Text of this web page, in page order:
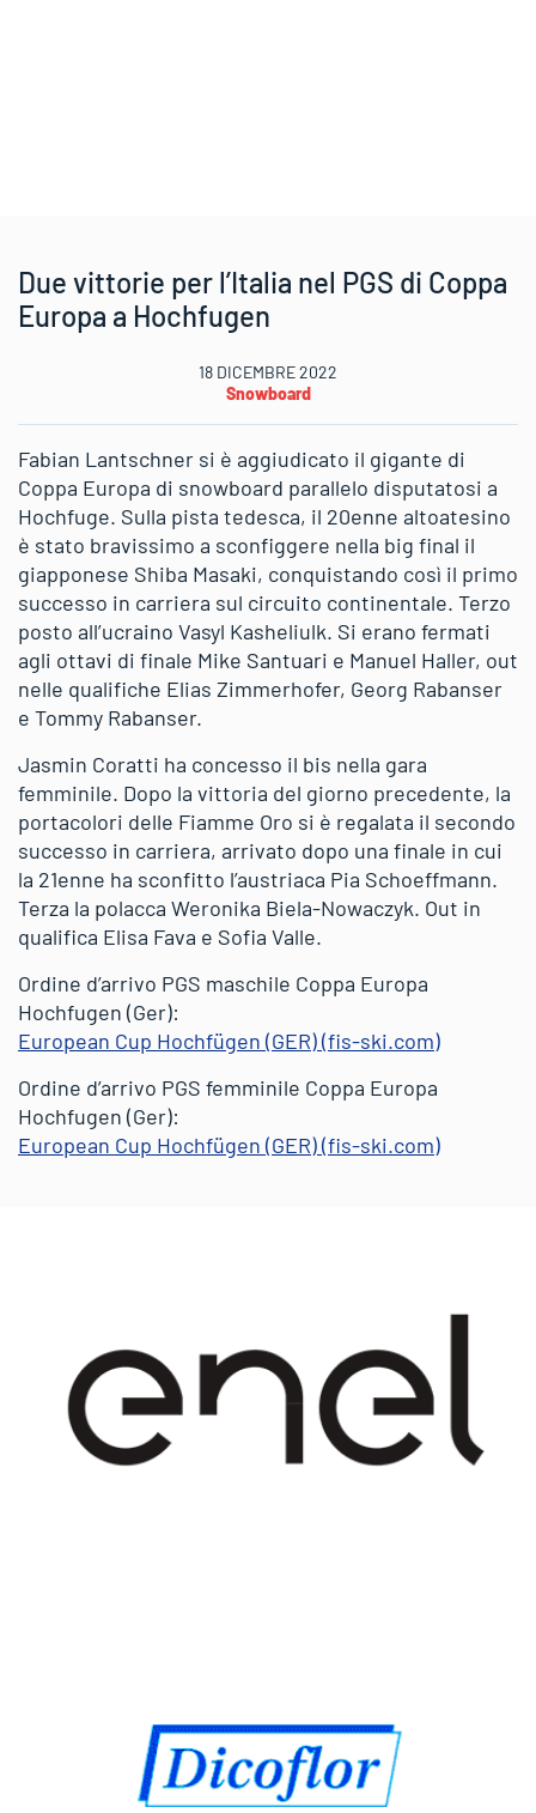
Due vittorie per l’Italia nel PGS di Coppa
Europa a Hochfugen
18 DICEMBRE 2022
Snowboard
Fabian Lantschner si è aggiudicato il gigante di
Coppa Europa di snowboard parallelo disputatosi a
Hochfuge. Sulla pista tedesca, il 20enne altoatesino
è stato bravissimo a sconfiggere nella big final il
giapponese Shiba Masaki, conquistando così il primo
successo in carriera sul circuito continentale. Terzo
posto all’ucraino Vasyl Kasheliulk. Si erano fermati
agli ottavi di finale Mike Santuari e Manuel Haller, out
nelle qualifiche Elias Zimmerhofer, Georg Rabanser
e Tommy Rabanser.
Jasmin Coratti ha concesso il bis nella gara
femminile. Dopo la vittoria del giorno precedente, la
portacolori delle Fiamme Oro si è regalata il secondo
successo in carriera, arrivato dopo una finale in cui
la 21enne ha sconfitto l’austriaca Pia Schoeffmann.
Terza la polacca Weronika Biela-Nowaczyk. Out in
qualifica Elisa Fava e Sofia Valle.
Ordine d’arrivo PGS maschile Coppa Europa
Hochfugen (Ger):
European Cup Hochfügen (GER) (fis-ski.com)
Ordine d’arrivo PGS femminile Coppa Europa
Hochfugen (Ger):
European Cup Hochfügen (GER) (fis-ski.com)